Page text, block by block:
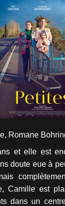
Romane
et elle est
doute eue à
Camille est
dans un